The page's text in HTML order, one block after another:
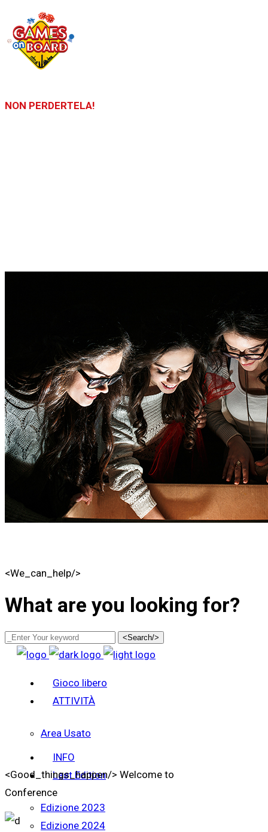
NON PERDERTELA!
<We_can_help/>
What are you looking for?
<Search/>
Gioco libero
ATTIVITÀ
Area Usato
INFO
Last Edition
Edizione 2023
Edizione 2024
<Good_things_happen/> Welcome to
Conference